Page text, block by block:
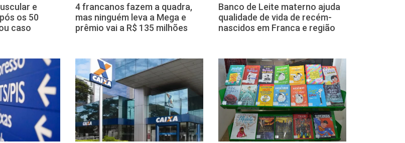
e
os 50
caso
4 francanos fazem a quadra,
mas ninguém leva a Mega e
prêmio vai a R$ 135 milhões
Banco de Leite materno ajuda
qualidade de vida de recém-
nascidos em Franca e região